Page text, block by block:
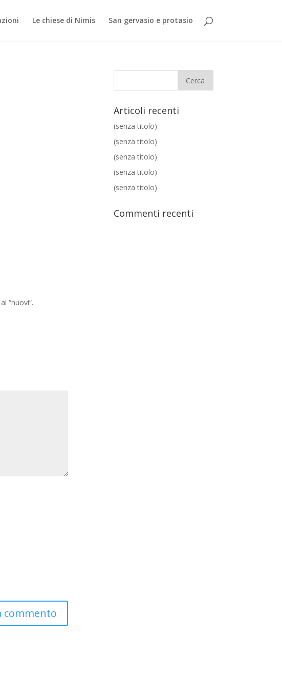
Le chiese di Nimis San gervasio e protasio
“nuovi”.
Articoli recenti
(senza titolo)
(senza titolo)
(senza titolo)
(senza titolo)
(senza titolo)
Commenti recenti